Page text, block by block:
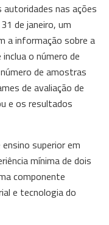
nas ações
de janeiro, um
a informação sobre a
o número de
de amostras
de avaliação de
e os resultados
superior em
mínima de dois
componente
e tecnologia do